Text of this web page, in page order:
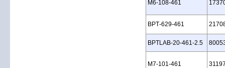
M6‑108‑461
BPT‑629‑461
BPTLAB‑20‑461‑2.5
M7‑101‑461